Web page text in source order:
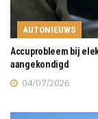
AUTONIEUWS
Accuprobleem bij
aangekondigd
04/07/2026